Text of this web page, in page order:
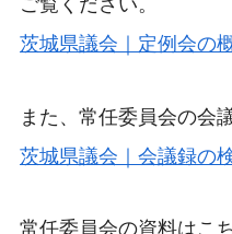
茨城県議会｜定例会の
また、常任委員会の会
茨城県議会｜会議録の
常任委員会の資料はこち